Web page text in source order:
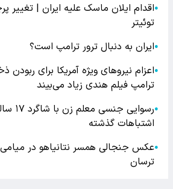
●اقدام ایلان ماسک علیه ایران | تغییر
توئیتر
●ایران به دنبال ترور ترامپ است؟
●اعزام نیروهای ویژه آمریکا برای
ترامپ فیلم هندی زیاد می‌بیند
●
رسوایی
اشتباهات گذشته
●عکس جنجالی همسر نتانیاهو در
ترسان